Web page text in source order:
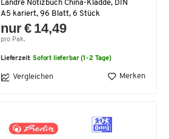
Landré Notizbuch China-Kladde, DIN
A5 kariert, 96 Blatt, 6 Stück
nur € 14,49
pro Pak.
Lieferzeit:Sofort lieferbar (1-2 Tage)
Vergleichen Merken